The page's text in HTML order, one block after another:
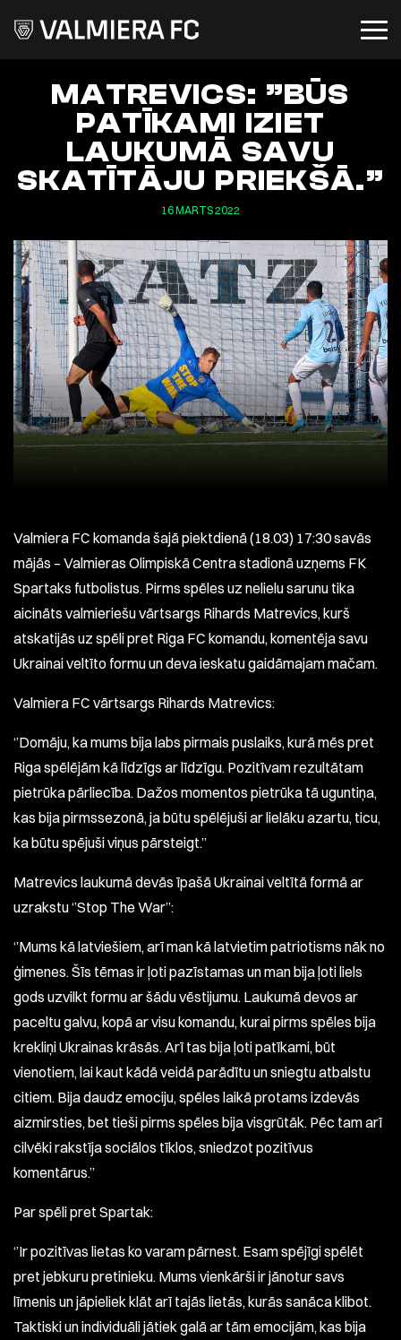
MATREVICS: ”BŪS
PATĪKAMI IZIET
LAUKUMĀ SAVU
SKATĪTĀJU PRIEKŠĀ.”
16 MARTS 2022
Valmiera FC komanda šajā piektdienā (18.03) 17:30 savās
mājās – Valmieras Olimpiskā Centra stadionā uzņems FK
Spartaks futbolistus. Pirms spēles uz nelielu sarunu tika
aicināts valmieriešu vārtsargs Rihards Matrevics, kurš
atskatijās uz spēli pret Riga FC komandu, komentēja savu
Ukrainai veltīto formu un deva ieskatu gaidāmajam mačam.
Valmiera FC vārtsargs Rihards Matrevics:
‘’Domāju, ka mums bija labs pirmais puslaiks, kurā mēs pret
Riga spēlējām kā līdzīgs ar līdzīgu. Pozitīvam rezultātam
pietrūka pārliecība. Dažos momentos pietrūka tā uguntiņa,
kas bija pirmssezonā, ja būtu spēlējuši ar lielāku azartu, ticu,
ka būtu spējuši viņus pārsteigt.’’
Matrevics laukumā devās īpašā Ukrainai veltītā formā ar
uzrakstu ‘’Stop The War’’:
‘’Mums kā latviešiem, arī man kā latvietim patriotisms nāk no
ģimenes. Šīs tēmas ir ļoti pazīstamas un man bija ļoti liels
gods uzvilkt formu ar šādu vēstijumu. Laukumā devos ar
paceltu galvu, kopā ar visu komandu, kurai pirms spēles bija
krekliņi Ukrainas krāsās. Arī tas bija ļoti patīkami, būt
vienotiem, lai kaut kādā veidā parādītu un sniegtu atbalstu
citiem. Bija daudz emociju, spēles laikā protams izdevās
aizmirsties, bet tieši pirms spēles bija visgrūtāk. Pēc tam arī
cilvēki rakstīja sociālos tīklos, sniedzot pozitīvus
komentārus.’’
Par spēli pret Spartak:
‘’Ir pozitīvas lietas ko varam pārnest. Esam spējīgi spēlēt
pret jebkuru pretinieku. Mums vienkārši ir jānotur savs
līmenis un jāpieliek klāt arī tajās lietās, kurās sanāca klibot.
Taktiski un individuāli jātiek galā ar tām emocijām, kas bija